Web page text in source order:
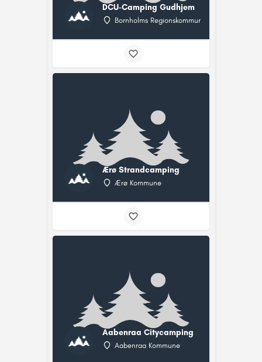
DCU-Camping Gudhjem
Bornholms Regionskommune
Ærø Strandcamping
Ærø Kommune
Aabenraa Citycamping
Aabenraa Kommune